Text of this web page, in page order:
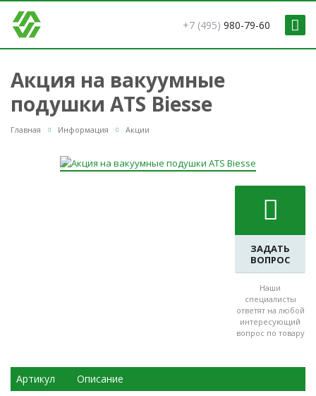
+7 (495) 980-79-60
Акция на вакуумные
подушки ATS Biesse
Главная Информация Акции
ЗАДАТЬ
ВОПРОС
Наши
специалисты
ответят на любой
интересующий
вопрос по товару
Артикул Описание